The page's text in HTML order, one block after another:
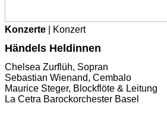
Konzerte | Konzert
Händels Heldinnen
Chelsea Zurflüh, Sopran
Sebastian Wienand, Cembalo
Maurice Steger, Blockflöte & Leitung
La Cetra Barockorchester Basel